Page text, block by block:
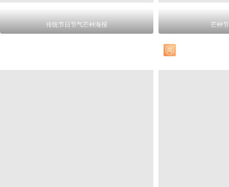
传统节日节气芒种海报 芒种